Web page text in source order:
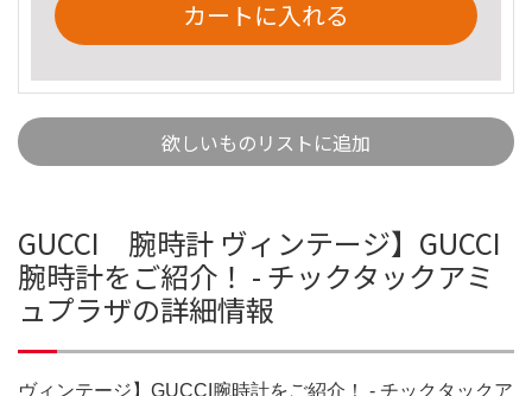
カートに入れる
欲しいものリストに追加
GUCCI 腕時計 ヴィンテージ】GUCCI
腕時計をご紹介！ - チックタックアミ
ュプラザの詳細情報
ヴィンテージ】GUCCI腕時計をご紹介！ - チックタックア